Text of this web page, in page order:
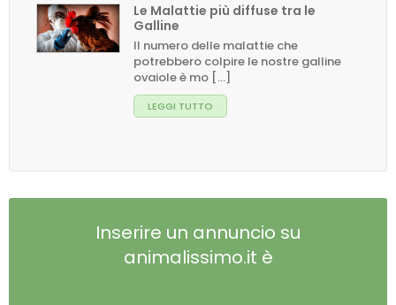
Le Malattie più diffuse tra le
Galline
Il numero delle malattie che
potrebbero colpire le nostre galline
ovaiole è mo [...]
LEGGI TUTTO
Inserire un annuncio su
animalissimo.it è